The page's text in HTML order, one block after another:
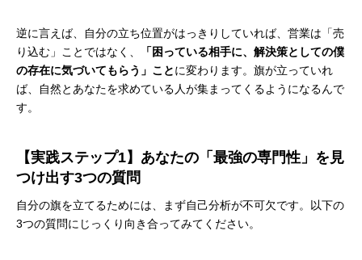
逆に言えば、自分の立ち位置がはっきりしていれば、営業は「売
り込む」ことではなく、
「困っている相手に、解決策としての僕
の存在に気づいてもらう」ことに変わります。旗が立っていれ
ば、自然とあなたを求めている人が集まってくるようになるんで
す。
【実践ステップ1】あなたの「最強の専門性」を見
つけ出す3つの質問
自分の旗を立てるためには、まず自己分析が不可欠です。以下の
3つの質問にじっくり向き合ってみてください。